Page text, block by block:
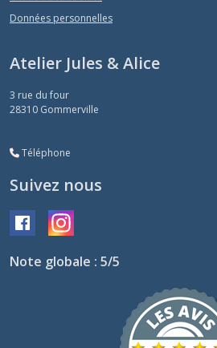
Données personnelles
Atelier Jules & Alice
3 rue du four
28310 Gommerville
Téléphone
Suivez nous
Note globale : 5/5